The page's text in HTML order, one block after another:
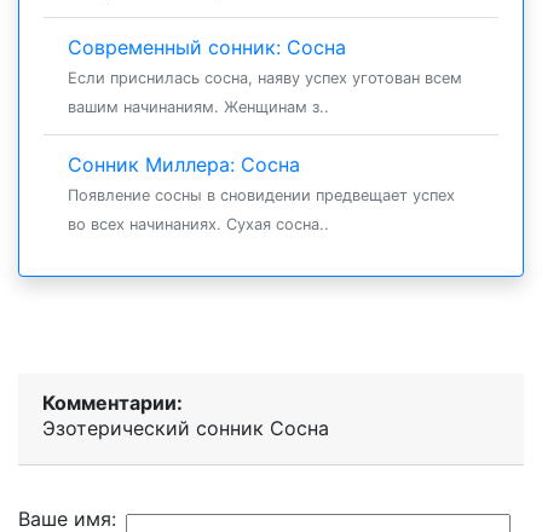
Современный сонник: Сосна
Если приснилась сосна, наяву успех уготован всем
вашим начинаниям. Женщинам з..
Сонник Миллера: Сосна
Появление сосны в сновидении предвещает успех
во всех начинаниях. Сухая сосна..
Комментарии:
Эзотерический cонник Сосна
Ваше имя: